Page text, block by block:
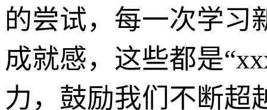
的尝试，每一次学习
成就感，这些都是
力，鼓励我们不断超